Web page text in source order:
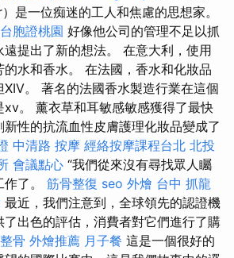
是一位痴迷的工人和焦慮的思想家。
台胞證桃園 好像他公司的管理不足以抓
提出了新的想法。 在意大利，使用
水和香水。 在法國，香水和化妝品
。 著名的法國香水製造行業在這個
xv。 薰衣草和耳敏感敏感獲得了最快
性的抗流血性皮膚護理化妝品變成了
中清路 按摩 經絡按摩課程台北 北投
會議點心 “我們從來沒有尋找眾人矚
了。 筋骨整復 seo 外燴 台中 抓龍
最近，我們注意到，全球領先的認證機
出色的評估，消費者對它們進行了購
骨 外燴推薦 月子餐 這是一個很好的